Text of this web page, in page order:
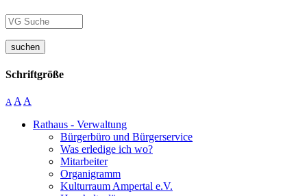
suchen
Schriftgröße
A A A
Rathaus - Verwaltung
Bürgerbüro und Bürgerservice
Was erledige ich wo?
Mitarbeiter
Organigramm
Kulturraum Ampertal e.V.